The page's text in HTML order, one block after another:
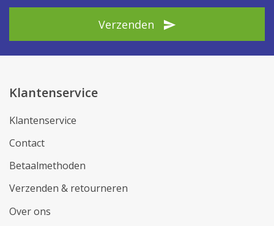
Verzenden
Klantenservice
Klantenservice
Contact
Betaalmethoden
Verzenden & retourneren
Over ons